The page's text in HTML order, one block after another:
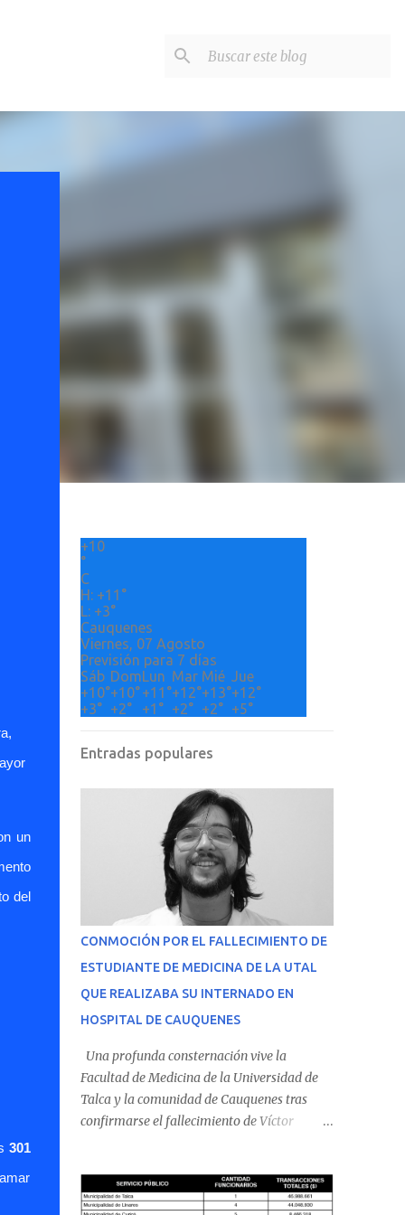
un
del
301
+10
°
C
H: +11°
L: +3°
Cauquenes
Viernes, 07 Agosto
Previsión para 7 días
Sáb DomLun Mar Mié Jue
+10°+10°+11°+12°+13°+12°
+3° +2° +1° +2° +2° +5°
Entradas populares
CONMOCIÓN POR EL FALLECIMIENTO DE
ESTUDIANTE DE MEDICINA DE LA UTAL
QUE REALIZABA SU INTERNADO EN
HOSPITAL DE CAUQUENES
Una profunda consternación vive la
Facultad de Medicina de la Universidad de
Talca y la comunidad de Cauquenes tras
confirmarse el fallecimiento de Víctor
Cauquenes. De acuerdo con los antecedentes
conocidos, el joven se presentó a cumplir su